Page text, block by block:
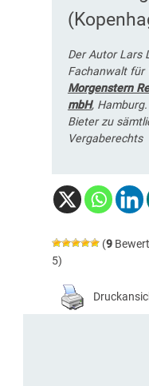
Der Autor Lars
Fachanwalt für
Morgenstern
mbH,
Bieter zu
Vergaberechts
(9
5)